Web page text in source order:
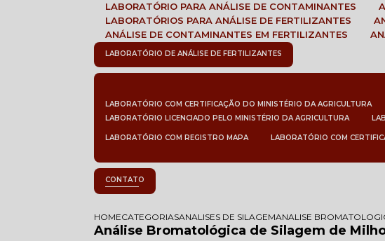
LABORATÓRIO PARA ANÁLISE DE CONTAMINANTES
LABORATÓRIOS PARA ANÁLISE DE FERTILIZANTES
ANÁLISE DE CONTAMINANTES EM FERTILIZANTES
LABORATÓRIO DE ANÁLISE DE FERTILIZANTES
LABORATÓRIO COM CERTIFICAÇÃO DO MINISTÉRIO DA AGRICULTURA
LABORATÓRIO LICENCIADO PELO MINISTÉRIO DA AGRICULTURA
LABORATÓRIO COM REGISTRO MAPA LABORATÓRIO COM
CONTATO
HOMECATEGORIASANALISES DE SILAGEMANALISE
Análise Bromatológica de Silagem de